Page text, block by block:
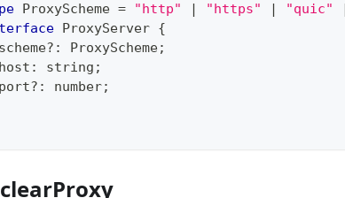
ProxyScheme = "http" | "https" | "quic"
ProxyServer {
? : ProxyScheme;
: string ;
? : number;